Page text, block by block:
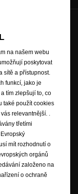
Právní ujednání
o shodě
Act
této stránky byl
za jakékoliv nároky
stránky. Některé
důsledku změn u
Některé popsané
zemi dostupné
si vyhrazuje právo
na našem webu
poskytovat
sítě a přístupnost.
funkcí, jako je
tím zlepšují to, co
také použít cookies
relevantnější. .
třetími
mít rozhodnutí o
orgánů
založeno na
o ochraně